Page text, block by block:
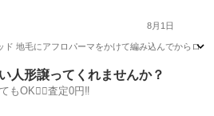
8月1日
ド 地毛にアフロパーマをかけて編み込んでからロ
ヘアサロン ドレッド
人形譲ってくれませんか？
もOK🙆‍♀️査定0円‼️